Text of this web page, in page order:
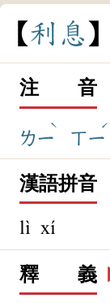
利 息
注 音
ㄌㄧ
ˋ
ㄒㄧ
ˊ
漢語拼音
lì xí
釋 義